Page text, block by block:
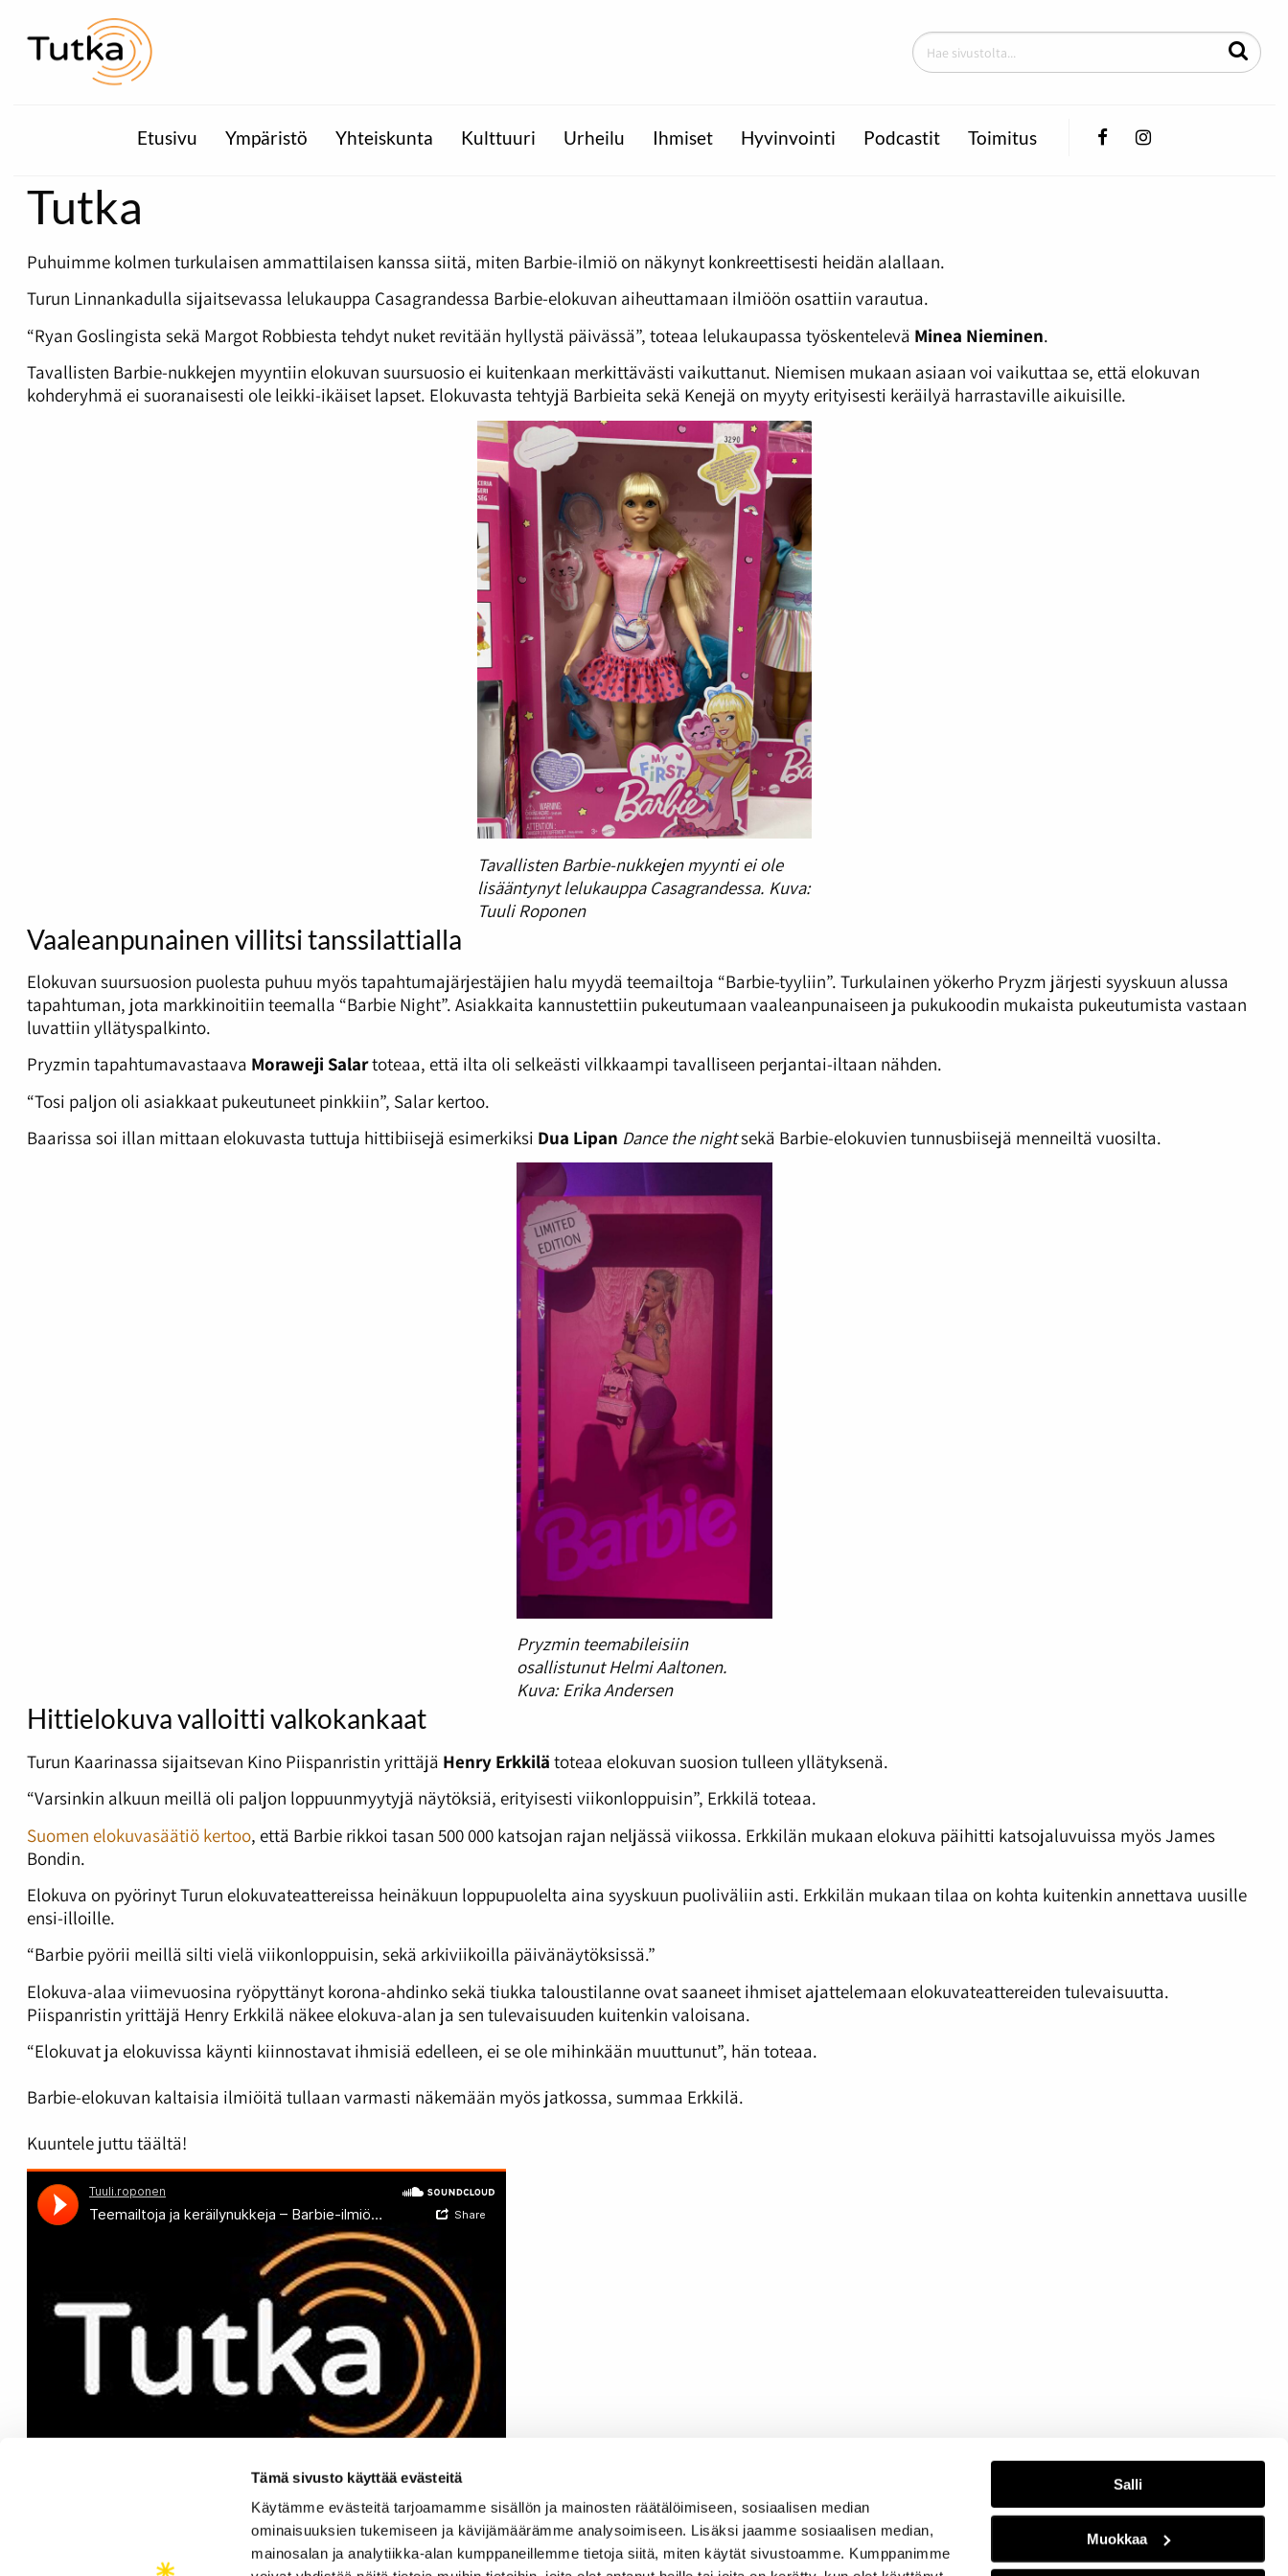
Tämä sivusto käyttää evästeitä
Käytämme evästeitä tarjoamamme sisällön ja mainosten räätälöimiseen, sosiaalisen median
ominaisuuksien tukemiseen ja kävijämäärämme analysoimiseen. Lisäksi jaamme sosiaalisen median,
mainosalan ja analytiikka-alan kumppaneillemme tietoja siitä, miten käytät sivustoamme. Kumppanimme
Salli
Muokkaa
Etusivu Ympäristö Yhteiskunta Kulttuuri Urheilu Ihmiset Hyvinvointi Podcastit Toimitus FacebookInstagram
Tutka
Puhuimme kolmen turkulaisen ammattilaisen kanssa siitä, miten Barbie-ilmiö on näkynyt konkreettisesti heidän alallaan.
Turun Linnankadulla sijaitsevassa lelukauppa Casagrandessa Barbie-elokuvan aiheuttamaan ilmiöön osattiin varautua.
“Ryan Goslingista sekä Margot Robbiesta tehdyt nuket revitään hyllystä päivässä”, toteaa lelukaupassa työskentelevä Minea Nieminen.
Tavallisten Barbie-nukkejen myyntiin elokuvan suursuosio ei kuitenkaan merkittävästi vaikuttanut. Niemisen mukaan asiaan voi vaikuttaa se, että elokuvan
kohderyhmä ei suoranaisesti ole leikki-ikäiset lapset. Elokuvasta tehtyjä Barbieita sekä Kenejä on myyty erityisesti keräilyä harrastaville aikuisille.
Tavallisten Barbie-nukkejen myynti ei ole
lisääntynyt lelukauppa Casagrandessa. Kuva:
Tuuli Roponen
Vaaleanpunainen villitsi tanssilattialla
Elokuvan suursuosion puolesta puhuu myös tapahtumajärjestäjien halu myydä teemailtoja “Barbie-tyyliin”. Turkulainen yökerho Pryzm järjesti syyskuun alussa
tapahtuman, jota markkinoitiin teemalla “Barbie Night”. Asiakkaita kannustettiin pukeutumaan vaaleanpunaiseen ja pukukoodin mukaista pukeutumista vastaan
luvattiin yllätyspalkinto.
Pryzmin tapahtumavastaava Moraweji Salartoteaa, että ilta oli selkeästi vilkkaampi tavalliseen perjantai-iltaan nähden.
“Tosi paljon oli asiakkaat pukeutuneet pinkkiin”, Salar kertoo.
Baarissa soi illan mittaan elokuvasta tuttuja hittibiisejä esimerkiksi Dua Lipan Dance the nightsekä Barbie-elokuvien tunnusbiisejä menneiltä vuosilta.
Pryzmin teemabileisiin
osallistunut Helmi Aaltonen.
Kuva: Erika Andersen
Hittielokuva valloitti valkokankaat
Turun Kaarinassa sijaitsevan Kino Piispanristin yrittäjä Henry Erkkilä toteaa elokuvan suosion tulleen yllätyksenä.
“Varsinkin alkuun meillä oli paljon loppuunmyytyjä näytöksiä, erityisesti viikonloppuisin”, Erkkilä toteaa.
Suomen elokuvasäätiö kertoo, että Barbie rikkoi tasan 500 000 katsojan rajan neljässä viikossa. Erkkilän mukaan elokuva päihitti katsojaluvuissa myös James
Bondin.
Elokuva on pyörinyt Turun elokuvateattereissa heinäkuun loppupuolelta aina syyskuun puoliväliin asti. Erkkilän mukaan tilaa on kohta kuitenkin annettava uusille
ensi-illoille.
“Barbie pyörii meillä silti vielä viikonloppuisin, sekä arkiviikoilla päivänäytöksissä.”
Elokuva-alaa viimevuosina ryöpyttänyt korona-ahdinko sekä tiukka taloustilanne ovat saaneet ihmiset ajattelemaan elokuvateattereiden tulevaisuutta.
Piispanristin yrittäjä Henry Erkkilä näkee elokuva-alan ja sen tulevaisuuden kuitenkin valoisana.
“Elokuvat ja elokuvissa käynti kiinnostavat ihmisiä edelleen, ei se ole mihinkään muuttunut”, hän toteaa.
Barbie-elokuvan kaltaisia ilmiöitä tullaan varmasti näkemään myös jatkossa, summaa Erkkilä.
Kuuntele juttu täältä!